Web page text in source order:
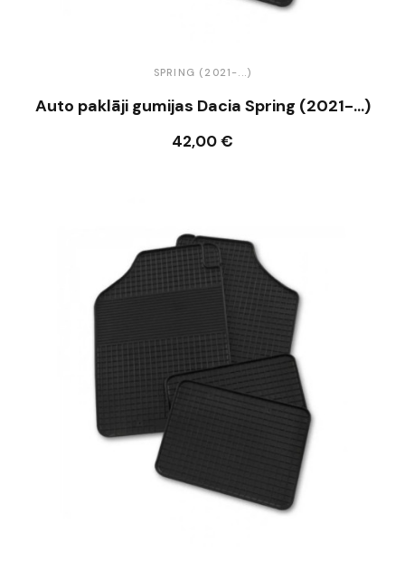
SPRING (2021-...)
Auto paklāji gumijas Dacia Spring (2021-...)
42,00 €
Ielikt grozā